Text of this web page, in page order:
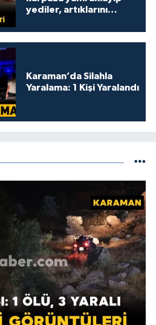
yediler, artıklarını
Karaman’da Silahla
Yaralama: 1 Kişi Yaralandı